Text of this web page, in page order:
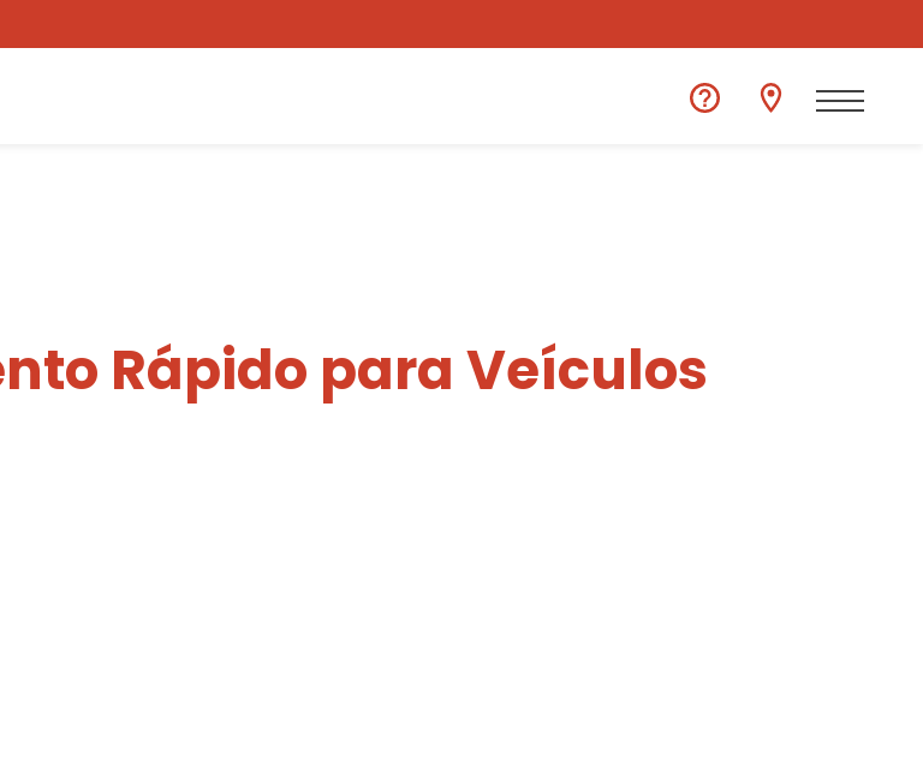
Rápido para Veículos